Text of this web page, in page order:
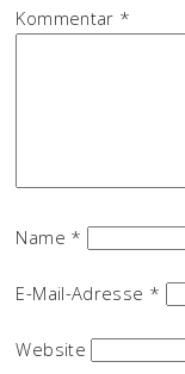
Kommentar *
Name *
E-Mail-Adresse *
Website